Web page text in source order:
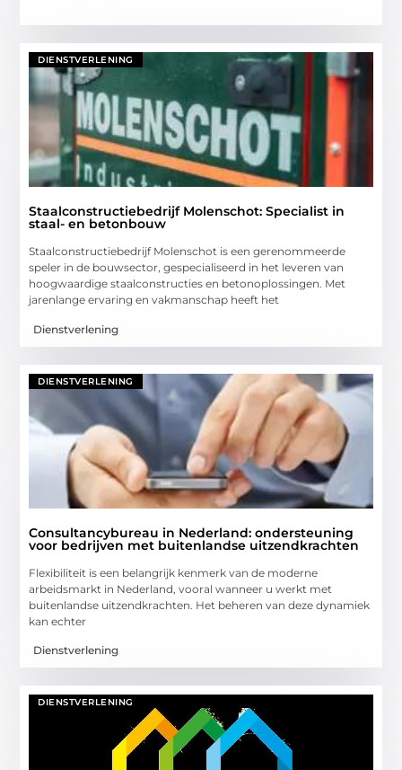
DIENSTVERLENING
Staalconstructiebedrijf Molenschot: Specialist in
staal- en betonbouw
Staalconstructiebedrijf Molenschot is een gerenommeerde
speler in de bouwsector, gespecialiseerd in het leveren van
hoogwaardige staalconstructies en betonoplossingen. Met
jarenlange ervaring en vakmanschap heeft het
Dienstverlening
DIENSTVERLENING
Consultancybureau in Nederland: ondersteuning
voor bedrijven met buitenlandse uitzendkrachten
Flexibiliteit is een belangrijk kenmerk van de moderne
arbeidsmarkt in Nederland, vooral wanneer u werkt met
buitenlandse uitzendkrachten. Het beheren van deze dynamiek
kan echter
Dienstverlening
DIENSTVERLENING